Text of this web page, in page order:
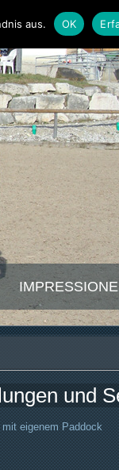
und
eigenem Paddock
aus. OK